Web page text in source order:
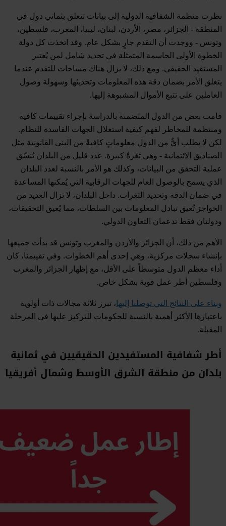
نظرت منظمة الشفافية الدولية إلى بيانات تتعلق بثماني دول في
المنطقة - الجزائر، مصر، الأردن، لبنان، ليبيا، المغرب، فلسطين،
وتونس - ووجدت أن التقدم جارٍ بشكل عام. وقد اتخذت كل دولة
الخطوة الأولى الحاسمة المتمثلة في تحديد شامل لمن يُعتبر
المستفيد الحقيقي. ومع ذلك، لا يزال هناك مساحات للتقدم عندما
يتعلق الأمر بضمان دقة هذه المعلومات وتحديثها وسهولة وصول
العاملين على تتبع الأموال المشبوهة إليها.
قامت بعض من الدول المتضمنة بالدراسة بإجراء تقييمات كافية
ومنتظمة للمخاطر لفهم كيفية استغلال الجهات الفاسدة للنظام.
لكن لا يطلب أيٌّ من الدول معلوماتٍ كافيةً من البنى القانونية مثل
الصناديق الائتمانية - وهي ثغرةٌ كبيرة. عدد قليل من البلدان يُنسّق
عملية التحقق من البيانات، وكذلك هو الأمر بالنسبة لعدد البلدان
الذي يسمح بالوصول العام للجهات الرقابية التي يُمكنها المساعدة
في ضمان الدقة وتحديد الثغرات. داخل البلدان، لا تزال العديد من
الحواجز تُعيق تبادل المعلومات بين السلطات، مما يُعيق التحقيقات،
ودولتان فقط تدعمان التعاون الدولي.
الأهم من ذلك، أن الجزائر والأردن والمغرب وتونس قد بدأت جميعها
بإنشاء سجلات مركزية، وهي إحدى أهم الخطوات. وفي تقييمنا، كان
أداء معظم الدول متوسطاً على الأقل، مع إظهار الجزائر والمغرب
وفلسطين أطر عمل قوية بشكل خاص.
وبناء على النتائج التي توصلنا إليها ، تبرز ثلاثة مجالات ذات أولوية
باعتبارها الأكثر أهمية بالنسبة للحكومات للتركيز عليها في المرحلة
المقبلة.
أطر شفافية المستفيدين الحقيقيين في ثمانية
بلدان من منطقة الشرق الأوسط وشمال أفريقيا